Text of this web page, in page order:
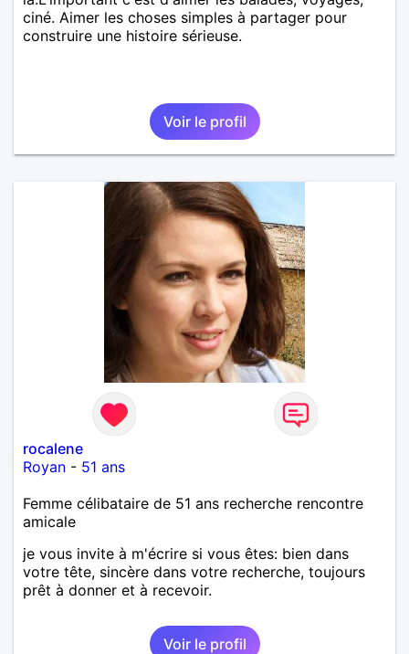
ciné. Aimer les choses simples à partager pour
construire une histoire sérieuse.
Voir le profil
rocalene
Royan - 51 ans
Femme célibataire de 51 ans recherche rencontre
amicale
je vous invite à m'écrire si vous êtes: bien dans
votre tête, sincère dans votre recherche, toujours
prêt à donner et à recevoir.
Voir le profil